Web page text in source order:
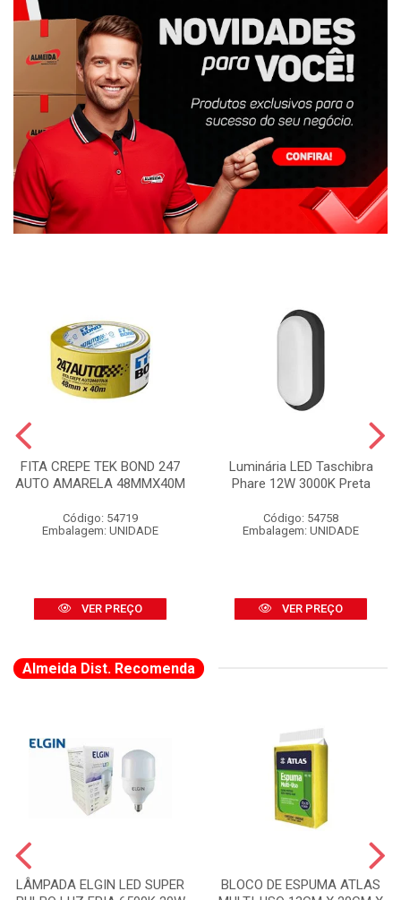
FITA CREPE TEK BOND 247
AUTO AMARELA 48MMX40M
Código: 54719
Embalagem: UNIDADE
VER PREÇO
Luminária LED Taschibra
Phare 12W 3000K Preta
Código: 54758
Embalagem: UNIDADE
VER PREÇO
Almeida Dist. Recomenda
LÂMPADA ELGIN LED SUPER
BLOCO DE ESPUMA ATLAS